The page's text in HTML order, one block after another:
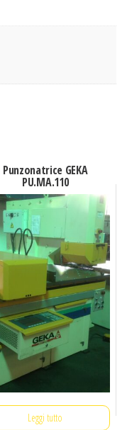
Punzonatrice GEKA
PU.MA.110
Leggi tutto